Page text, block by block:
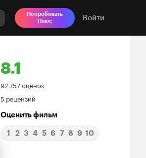
Попробовать
Плюс
Войти
8.1
Рейтинг
Кинопоиска
8.1
92 757 оценок
5 рецензий
Оценить фильм
1 2 3 4 5 6 7 8 9 10